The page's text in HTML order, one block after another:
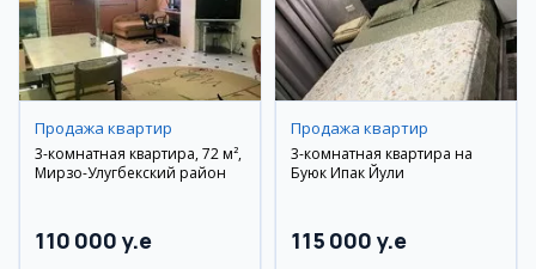
Продажа квартир
3-комнатная квартира, 72 м²,
Мирзо-Улугбекский район
110 000 y.e
Продажа квартир
3-комнатная квартира на
Буюк Ипак Йули
115 000 y.e